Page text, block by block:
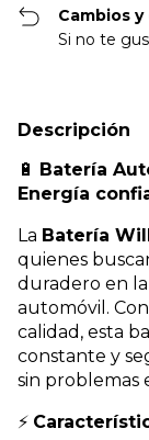
Cambios
Si no te
Descripción
🔋 Batería
Energía
La Batería
quienes
duradero en
automóvil.
calidad, esta
constante y
sin problemas
⚡